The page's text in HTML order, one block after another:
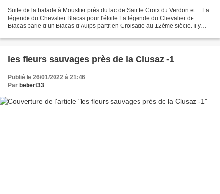
Suite de la balade à Moustier près du lac de Sainte Croix du Verdon et ... La
légende du Chevalier Blacas pour l'étoile La légende du Chevalier de
Blacas parle d’un Blacas d’Aulps partit en Croisade au 12ème siècle. Il y
les fleurs sauvages près de la Clusaz -1
Publié le 26/01/2022 à 21:46
Par bebert33